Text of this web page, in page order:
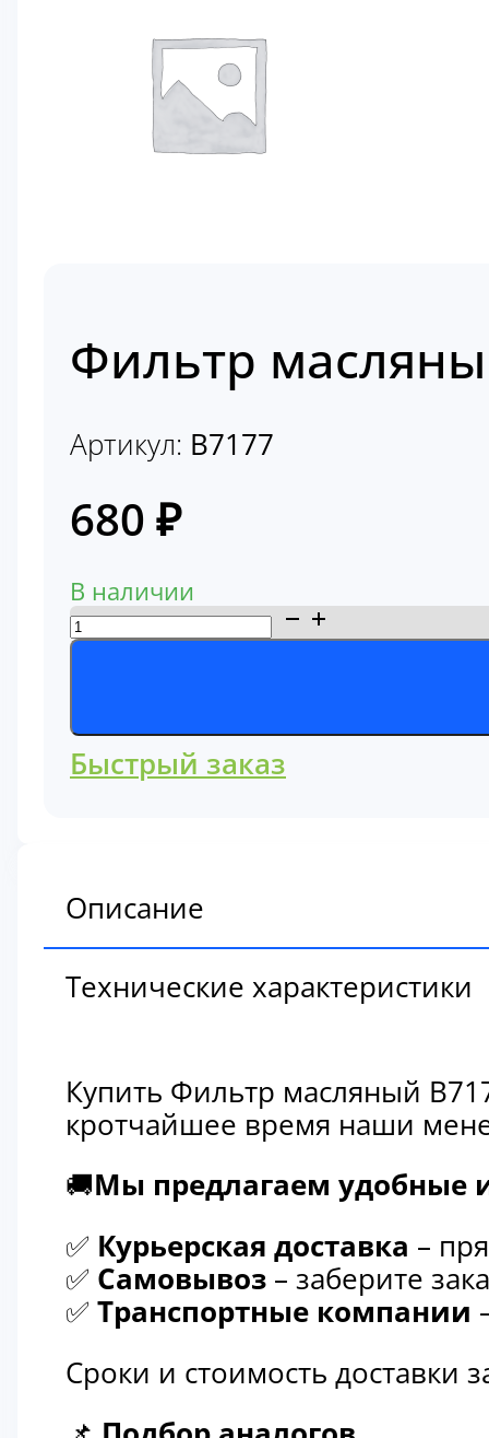
Фильтр
Артикул: B7177
680 ₽
В наличии
Количество
товара
масляный
B7177
Быстрый заказ
Описание
Технические характеристики
Купить Фильтр масляный
кротчайшее время наши
🚚Мы предлагаем удобные
✅ Курьерская доставка –
✅ Самовывоз – заберите
✅ Транспортные компании
Сроки и стоимость доставки